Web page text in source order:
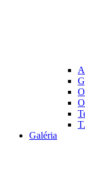
Galéria